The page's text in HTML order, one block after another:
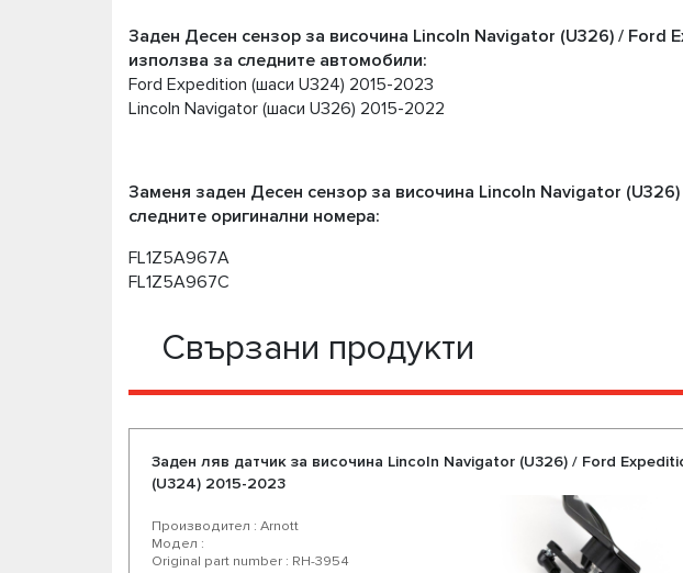
Заден Десен сензор за височина Lincoln Navigator (U326) / Ford
използва за следните автомобили:
Ford Expedition (шаси U324) 2015-2023
Lincoln Navigator (шаси U326) 2015-2022
Заменя заден Десен сензор за височина Lincoln Navigator
следните оригинални номера:
FL1Z5A967A
FL1Z5A967C
Свързани продукти
Заден ляв датчик за височина Lincoln Navigator (U326) / Ford
(U324) 2015-2023
Производител : Arnott
Модел :
Original part number : RH-3954